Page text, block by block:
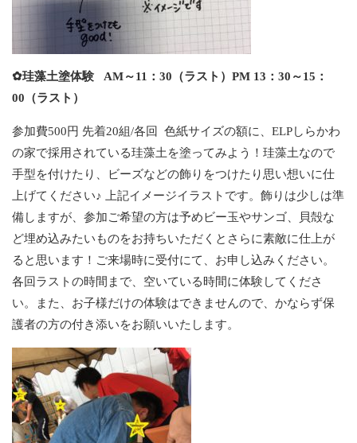
✿珪藻土塗体験 AM～11：30（ラスト）PM 13：30～15：
00（ラスト）
参加費500円 先着20組/各回 色紙サイズの額に、ELPしらかわ
の家で採用されている珪藻土を塗ってみよう！珪藻土なので
手型を付けたり、ビーズなどの飾りをつけたり思い想いに仕
上げてください♪ 上記イメージイラストです。飾りは少しは準
備しますが、参加ご希望の方は予めビー玉やサンゴ、貝殻な
ど埋め込みたいものをお持ちいただくとさらに素敵に仕上が
ると思います！ご来場時に受付にて、お申し込みください。
各回ラストの時間まで、空いている時間に体験してくださ
い。また、お子様だけの体験はできませんので、かならず保
護者の方の付き添いをお願いいたします。